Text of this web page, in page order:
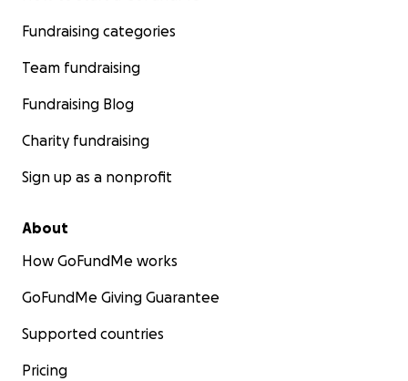
Fundraising categories
Team fundraising
Fundraising Blog
Charity fundraising
Sign up as a nonprofit
About
How GoFundMe works
GoFundMe Giving Guarantee
Supported countries
Pricing